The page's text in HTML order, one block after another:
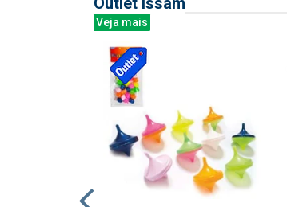
Veja mais